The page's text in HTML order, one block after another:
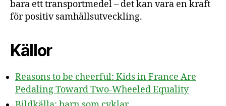
bara ett transportmedel – det kan vara en kraft
för positiv samhällsutveckling.
Källor
Reasons to be cheerful: Kids in France Are
Pedaling Toward Two-Wheeled Equality